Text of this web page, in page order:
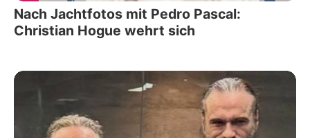
Nach Jachtfotos mit Pedro Pascal:
Christian Hogue wehrt sich